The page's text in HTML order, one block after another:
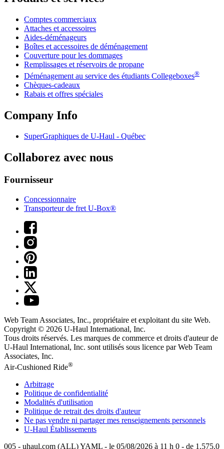
Comptes commerciaux
Attaches et accessoires
Aides-déménageurs
Boîtes et accessoires de déménagement
Couverture pour les dommages
Remplissages et réservoirs de propane
Déménagement au service des étudiants Collegeboxes®
Chèques-cadeaux
Rabais et offres spéciales
Company Info
SuperGraphiques de U-Haul - Québec
Collaborez avec nous
Fournisseur
Concessionnaire
Transporteur de fret U-Box®
Web Team Associates, Inc., propriétaire et exploitant du site Web.
Copyright © 2026 U-Haul International, Inc.
Tous droits réservés. Les marques de commerce et droits d'auteur de
U-Haul International, Inc. sont utilisés sous licence par Web Team
Associates, Inc.
Air-Cushioned Ride®
Arbitrage
Politique de confidentialité
Modalités d'utilisation
Politique de retrait des droits d'auteur
Ne pas vendre ni partager mes renseignements personnels
U-Haul Établissements
005 - uhaul.com (ALL) YAML - le 05/08/2026 à 11 h 0 - de 1.575.0